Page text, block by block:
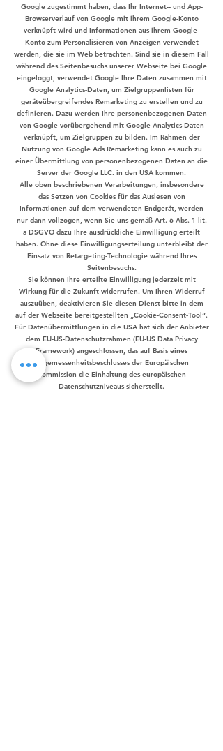
Google zugestimmt haben, dass Ihr Internet-- und App-
Browserverlauf von Google mit ihrem Google-Konto
verknüpft wird und Informationen aus ihrem Google-
Konto zum Personalisieren von Anzeigen verwendet
werden, die sie im Web betrachten. Sind sie in diesem Fall
während des Seitenbesuchs unserer Webseite bei Google
eingeloggt, verwendet Google Ihre Daten zusammen mit
Google Analytics-Daten, um Zielgruppenlisten für
geräteübergreifendes Remarketing zu erstellen und zu
definieren. Dazu werden Ihre personenbezogenen Daten
von Google vorübergehend mit Google Analytics-Daten
verknüpft, um Zielgruppen zu bilden. Im Rahmen der
Nutzung von Google Ads Remarketing kann es auch zu
einer Übermittlung von personenbezogenen Daten an die
Server der Google LLC. in den USA kommen.
Alle oben beschriebenen Verarbeitungen, insbesondere
das Setzen von Cookies für das Auslesen von
Informationen auf dem verwendeten Endgerät, werden
nur dann vollzogen, wenn Sie uns gemäß Art. 6 Abs. 1 lit.
a DSGVO dazu Ihre ausdrückliche Einwilligung erteilt
haben. Ohne diese Einwilligungserteilung unterbleibt der
Einsatz von Retargeting-Technologie während Ihres
Seitenbesuchs.
Sie können Ihre erteilte Einwilligung jederzeit mit
Wirkung für die Zukunft widerrufen. Um Ihren Widerruf
auszuüben, deaktivieren Sie diesen Dienst bitte in dem
auf der Webseite bereitgestellten „Cookie-Consent-Tool“.
Für Datenübermittlungen in die USA hat sich der Anbieter
dem EU-US-Datenschutzrahmen (EU-US Data Privacy
Framework) angeschlossen, das auf Basis eines
Angemessenheitsbeschlusses der Europäischen
Kommission die Einhaltung des europäischen
Datenschutzniveaus sicherstellt.